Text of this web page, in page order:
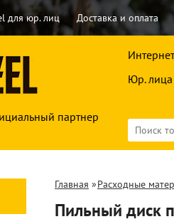
для юр. лиц Доставка и оплата
партнер
Юр. лица
Главная »Расходные
Пильный диск